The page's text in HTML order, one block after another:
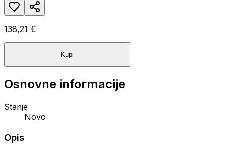
138,21 €
Kupi
Osnovne informacije
Stanje
Novo
Opis